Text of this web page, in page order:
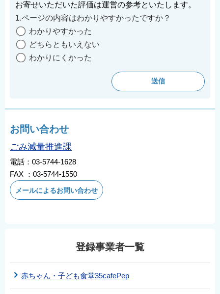
お寄せいただいた評価は運営の参考といたします。
1.ページの内容はわかりやすかったですか？
わかりやすかった
どちらともいえない
わかりにくかった
お問い合わせ
ごみ減量推進課
電話：03-5744-1628
FAX ：03-5744-1550
メールによるお問い合わせ
登録事業者一覧
赤ちゃん・子ども食堂35cafePep